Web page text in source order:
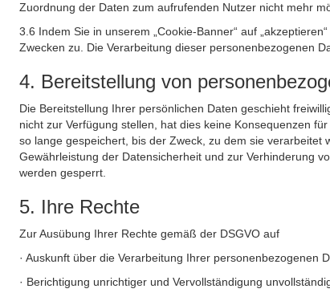
Zuordnung der Daten zum aufrufenden Nutzer nicht mehr
3.6 Indem Sie in unserem „Cookie-Banner“ auf
Zwecken zu. Die Verarbeitung dieser personenbezogenen
4. Bereitstellung von
Die Bereitstellung Ihrer persönlichen Daten geschieht
nicht zur Verfügung stellen, hat dies keine Konsequenzen
so lange gespeichert, bis der Zweck, zu dem sie
Gewährleistung der Datensicherheit und zur Verhinderung
werden gesperrt.
5. Ihre Rechte
Zur Ausübung Ihrer Rechte gemäß der DSGVO auf
· Auskunft über die Verarbeitung Ihrer personenbezogenen
· Berichtigung unrichtiger und Vervollständigung